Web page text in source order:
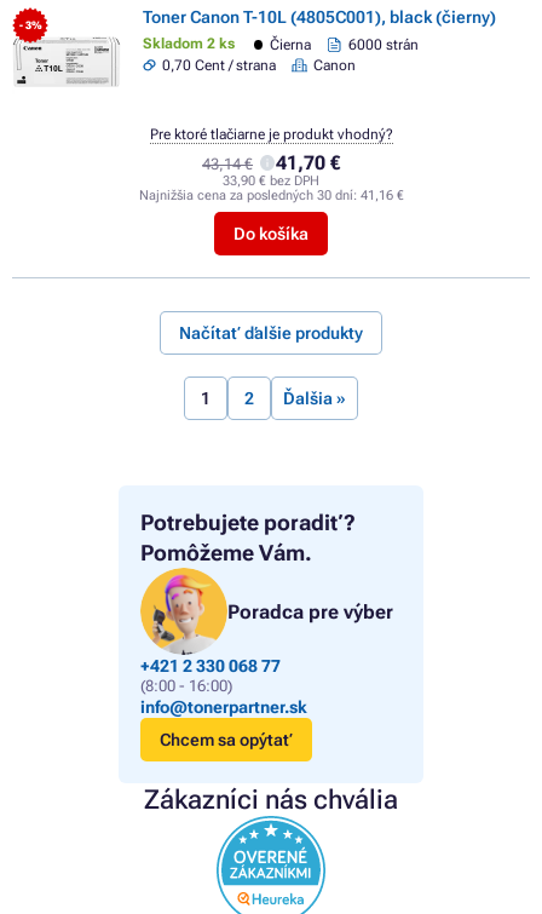
Potrebujete poradiť?
Pomôžeme Vám.
Poradca pre výber
+421 2 330 068 77
(8:00 - 16:00)
info@tonerpartner.sk
Chcem sa opýtať
Zákazníci nás chvália
- 3% Toner Canon T-10L (4805C001), black (čierny)
Skladom 2 ks Čierna
6000 strán
0,70 Cent / strana
Canon
43,14 € 41,70 €
33,90 € bez DPH
Najnižšia cena za posledných 30 dní: 41,16 €
Do košíka
Pre ktoré tlačiarne je produkt vhodný?
Načítať ďalšie produkty
1 2 Ďalšia »